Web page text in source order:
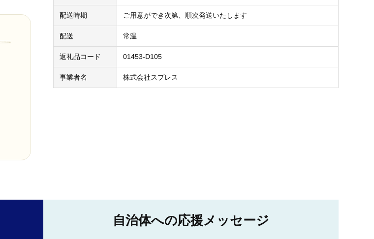
配送時期 ご用意ができ次第、順次発送いたします
配送 常温
返礼品コード 01453-D105
事業者名 株式会社スプレス
自治体への応援メッセージ